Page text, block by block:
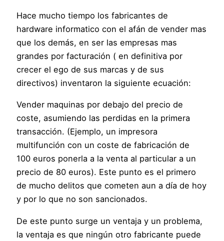
Hace mucho tiempo los fabricantes de
hardware informatico con el afán de vender mas
que los demás, en ser las empresas mas
grandes por facturación ( en definitiva por
crecer el ego de sus marcas y de sus
directivos) inventaron la siguiente ecuación:
Vender maquinas por debajo del precio de
coste, asumiendo las perdidas en la primera
transacción. (Ejemplo, un impresora
multifunción con un coste de fabricación de
100 euros ponerla a la venta al particular a un
precio de 80 euros). Este punto es el primero
de mucho delitos que cometen aun a día de hoy
y por lo que no son sancionados.
De este punto surge un ventaja y un problema,
la ventaja es que ningún otro fabricante puede